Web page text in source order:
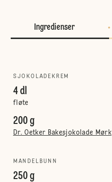
Ingredienser
SJOKOLADEKREM
4 dl
fløte
200 g
Dr. Oetker Bakesjokolade Mørk
MANDELBUNN
250 g